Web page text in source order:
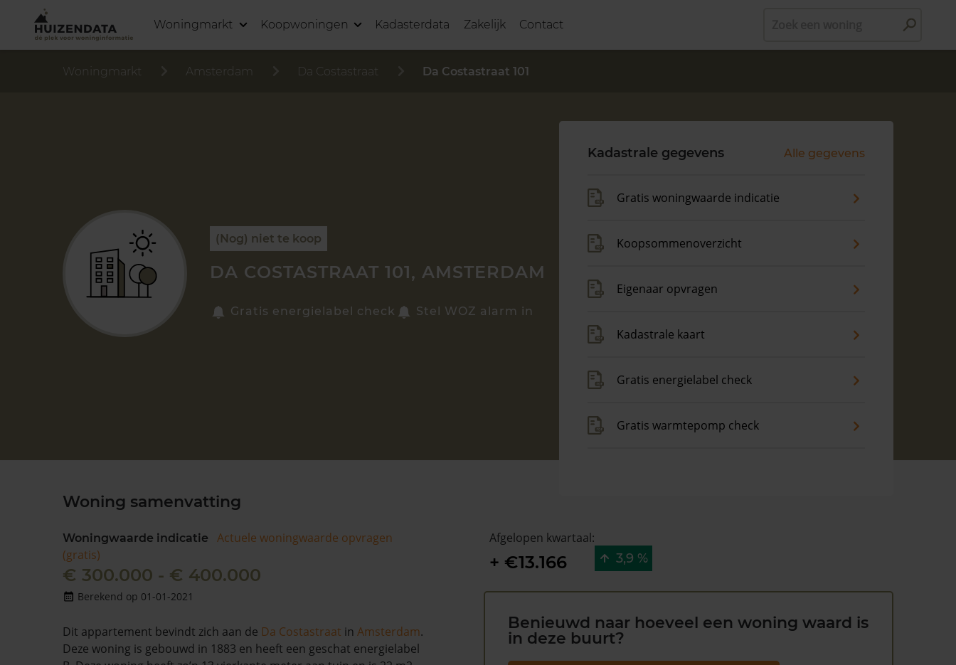
Woningmarkt Koopwoningen Kadasterdata Zakelijk Contact
Woningmarkt Amsterdam Da Costastraat Da Costastraat 101
(Nog) niet te koop
DA COSTASTRAAT 101, AMSTERDAM
Gratis energielabel check Stel WOZ alarm in
Kadastrale gegevens Alle gegevens
Gratis woningwaarde indicatie
Koopsommenoverzicht
Eigenaar opvragen
Kadastrale kaart
Gratis energielabel check
Gratis warmtepomp check
Woning samenvatting
Woningwaarde indicatie
Actuele woningwaarde opvragen
(gratis)
€ 300.000 - € 400.000
Berekend op 01-01-2021
Dit appartement bevindt zich aan de Da Costastraat in Amsterdam.
Deze woning is gebouwd in 1883 en heeft een geschat energielabel
Afgelopen kwartaal:
+ €13.166 3,9 %
Benieuwd naar hoeveel een woning waard is
in deze buurt?